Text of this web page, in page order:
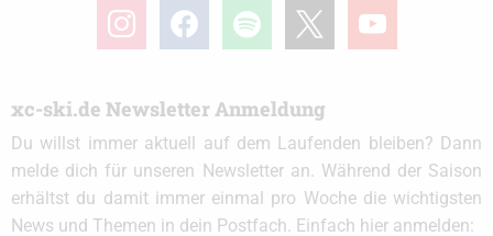
instagramfacebook spotify youtube
xc-ski.de Newsletter Anmeldung
Du willst immer aktuell auf dem Laufenden bleiben? Dann
melde dich für unseren Newsletter an. Während der Saison
erhältst du damit immer einmal pro Woche die wichtigsten
News und Themen in dein Postfach. Einfach hier anmelden: